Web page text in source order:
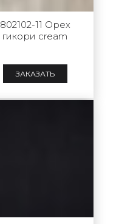
802102-11 Орех
гикори cream
ЗАКАЗАТЬ